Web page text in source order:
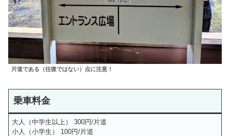
片道である（往復ではない）点に注意！
乗車料金
大人（中学生以上） 300円/片道
小人（小学生） 100円/片道